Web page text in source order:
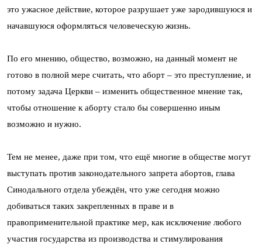
это ужасное действие, которое разрушает уже зародившуюся и
начавшуюся оформляться человеческую жизнь.
По его мнению, общество, возможно, на данный момент не
готово в полной мере считать, что аборт – это преступление, и
потому задача Церкви – изменить общественное мнение так,
чтобы отношение к аборту стало бы совершенно иным
возможно и нужно.
Тем не менее, даже при том, что ещё многие в обществе могут
выступать против законодательного запрета абортов, глава
Синодального отдела убеждён, что уже сегодня можно
добиваться таких закрепленных в праве и в
правоприменительной практике мер, как исключение любого
участия государства из производства и стимулирования